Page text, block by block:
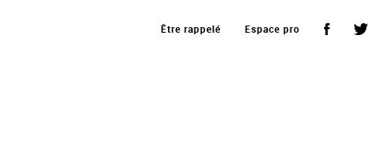
Être rappelé Espace pro